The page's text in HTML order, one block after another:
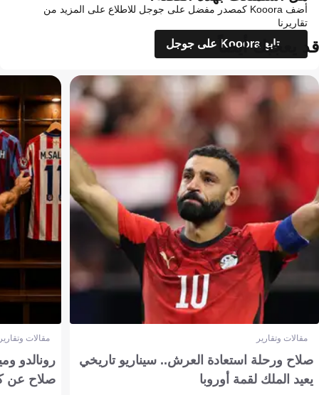
أضف Kooora كمصدر مفضل على جوجل للاطلاع على المزيد من
تقاريرنا
تابع Kooora على جوجل
قد يعجبك أيضاً
مقالات وتقارير
صلاح ورحلة استعادة العرش.. سيناريو تاريخي
يعيد الملك لقمة أوروبا
مقالات
رونالدو
صلاح عن